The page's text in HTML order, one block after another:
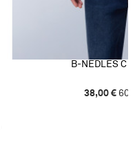
B-NEDLES C
38,00 € 60